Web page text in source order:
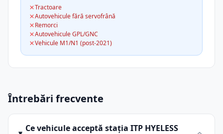
Tractoare
Autovehicule fără servofrână
Remorci
Autovehicule GPL/GNC
Vehicule M1/N1 (post-2021)
Întrebări frecvente
Ce vehicule acceptă stația ITP HYELESS